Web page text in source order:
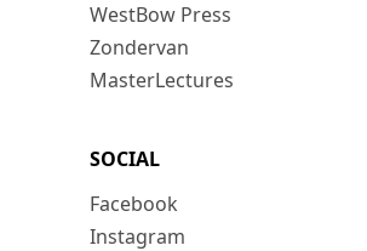
WestBow Press
Zondervan
MasterLectures
SOCIAL
Facebook
Instagram